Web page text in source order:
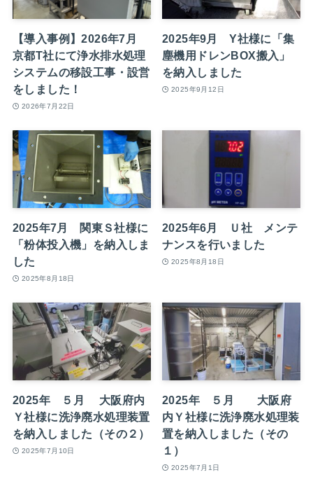
【導入事例】2026年7月
京都T社にて浄水排水処理
システムの移設工事・設営
をしました！
2026年7月22日
2025年9月 Y社様に「集
塵機用ドレンBOX搬入」
を納入しました
2025年9月12日
2025年7月 関東Ｓ社様に
「粉体投入機」を納入しま
した
2025年8月18日
2025年6月 Ｕ社 メンテ
ナンスを行いました
2025年8月18日
2025年 ５月 大阪府内
Ｙ社様に洗浄廃水処理装置
を納入しました（その２）
2025年7月10日
2025年 ５月 大阪府
内Ｙ社様に洗浄廃水処理装
置を納入しました（その
１）
2025年7月1日